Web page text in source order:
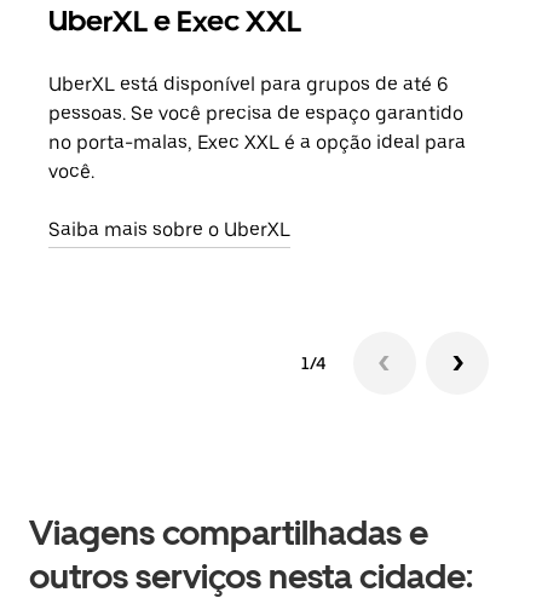
UberXL e Exec XXL
UberXL está disponível para grupos de até 6
pessoas. Se você precisa de espaço garantido
no porta-malas, Exec XXL é a opção ideal para
você.
Saiba mais sobre o UberXL
1/4
Viagens compartilhadas e
outros serviços nesta cidade: